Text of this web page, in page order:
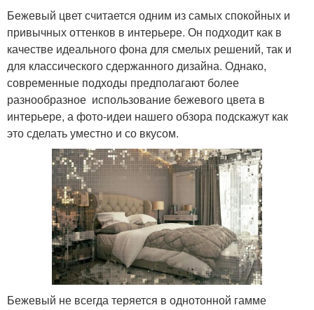
Бежевый цвет считается одним из самых спокойных и
привычных оттенков в интерьере. Он подходит как в
качестве идеального фона для смелых решений, так и
для классического сдержанного дизайна. Однако,
современные подходы предполагают более
разнообразное использование бежевого цвета в
интерьере, а фото-идеи нашего обзора подскажут как
это сделать уместно и со вкусом.
Бежевый не всегда теряется в однотонной гамме